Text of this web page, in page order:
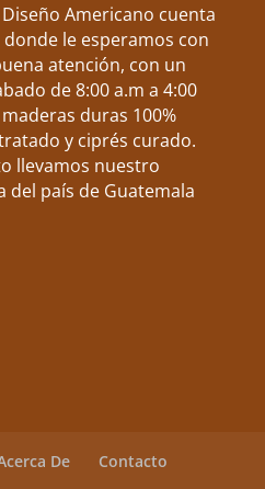
Americano cuenta
le esperamos con
atención, con un
de 8:00 a.m a 4:00
duras 100%
y ciprés curado.
llevamos nuestro
país de Guatemala
De Contacto